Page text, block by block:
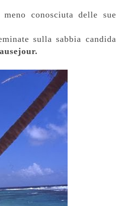
conosciuta delle sue
sulla sabbia candida